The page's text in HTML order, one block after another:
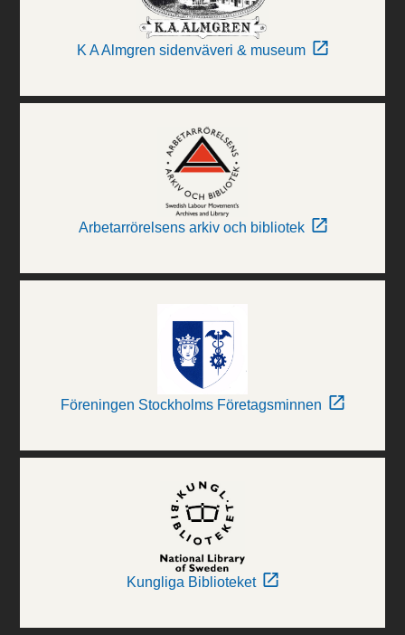
K A Almgren sidenväveri & museum
Arbetarrörelsens arkiv och bibliotek
Föreningen Stockholms Företagsminnen
Kungliga Biblioteket